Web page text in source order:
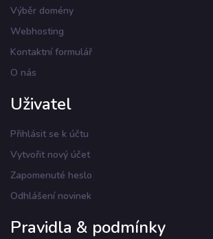
Výběr domény
Webhosting
Kontaktní formulář
O nás
Uživatel
Přihlásit se k účtu
Vytvořit nový účet
Zapomenuté heslo
Odhlášení novinek
Pravidla & podmínky